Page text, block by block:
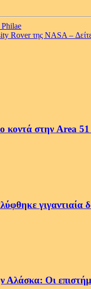
Philae
Rover της NASA –
κοντά στην Area
γιγαντιαία
Οι